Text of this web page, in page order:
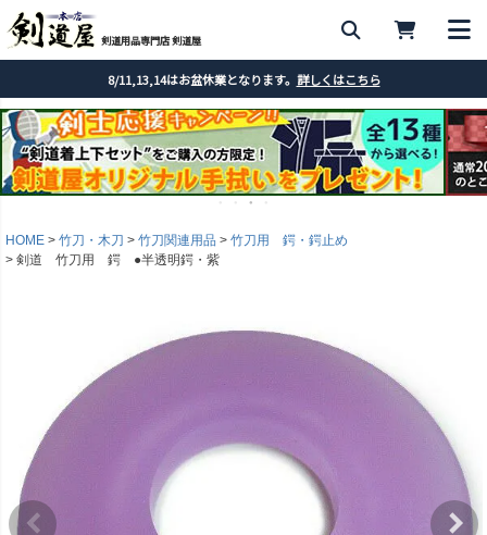
剣道用品専門店 剣道屋
8/11,13,14はお盆休業となります。 詳しくはこちら
HOME 竹刀・木刀 竹刀関連用品
竹刀用 鍔・鍔止め
剣道 竹刀用 鍔 ●半透明鍔・紫